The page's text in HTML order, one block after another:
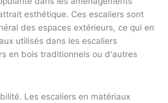
esthétique. Ces escaliers sont
des espaces extérieurs, ce qui en
utilisés dans les escaliers
en bois traditionnels ou d'autres
Les escaliers en matériaux